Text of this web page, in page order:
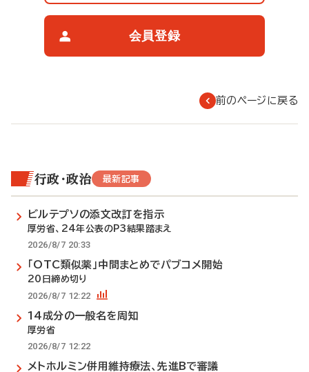
会員登録
前のページに戻る
行政・政治 最新記事
ビルテプソの添文改訂を指示
厚労省、24年公表のP3結果踏まえ
2026/8/7 20:33
「OTC類似薬」中間まとめでパブコメ開始
20日締め切り
2026/8/7 12:22
14成分の一般名を周知
厚労省
2026/8/7 12:22
メトホルミン併用維持療法、先進Bで審議